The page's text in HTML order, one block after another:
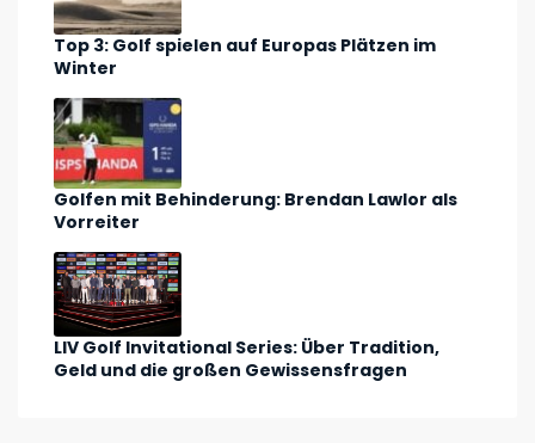
Top 3: Golf spielen auf Europas Plätzen im
Winter
Golfen mit Behinderung: Brendan Lawlor als
Vorreiter
LIV Golf Invitational Series: Über Tradition,
Geld und die großen Gewissensfragen